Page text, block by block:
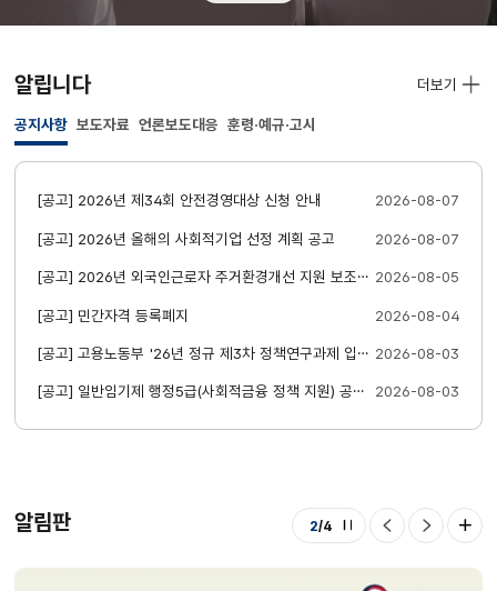
정지
(공지사항,
훈령예규고시,
언론보도대응),
배너존,
정책안내
링크,
뉴스레터
(웹진)
있습니다.
알립니다
공지사항
[공고] 2026년 제34회 안전경영대상 신청 안내 2026-08-07
[공고] 2026년 올해의 사회적기업 선정 계획 공고 2026-08-07
[공고] 2026년 외국인근로자 주거환경개선 지원 보조사업자 선정 결과 공고 2026-08-05
[공고] 민간자격 등록폐지 2026-08-04
[공고] 고용노동부 '26년 정규 제3차 정책연구과제 입찰 재공고(2건)(건별 사업금액 확인 필요) 2026-08-03
[공고] 일반임기제 행정5급(사회적금융 정책 지원) 공무원 경력경쟁채용시험 공고 2026-08-03
더보기
보도자료 언론보도대응 훈령·예규·고시
알림판
이전
다음
현재
2/4
자동
정지
알림